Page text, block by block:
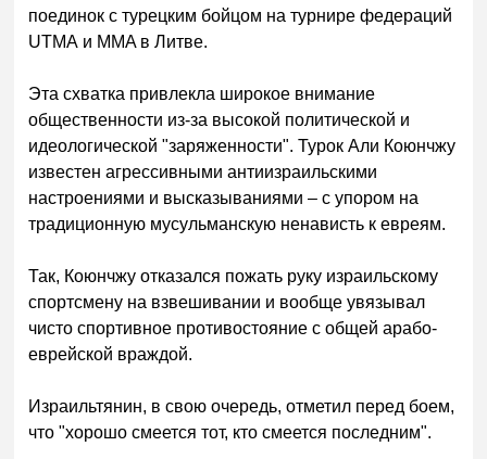
поединок с турецким бойцом на турнире федераций
UTMA и MMAв Литве.
Эта схватка привлекла широкое внимание
общественности из-за высокой политической и
идеологической "заряженности". Турок Али Коюнчжу
известен агрессивными антиизраильскими
настроениями и высказываниями – с упором на
традиционную мусульманскую ненависть к евреям.
Так, Коюнчжу отказался пожать руку израильскому
спортсмену на взвешивании и вообще увязывал
чисто спортивное противостояние с общей арабо-
еврейской враждой.
Израильтянин, в свою очередь, отметил перед боем,
что "хорошо смеется тот, кто смеется последним".